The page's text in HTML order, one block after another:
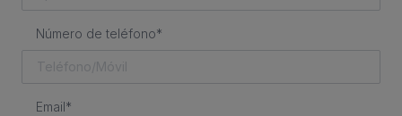
Número de teléfono*
Email*